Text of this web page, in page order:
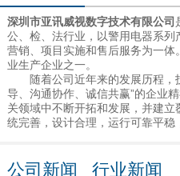
深圳市亚讯威视数字技术有限公司
公、检、法行业，以警用电器系列
营销、项目实施和售后服务为一
业生产企业之一。
随着公司近年来的发展历程，
导、沟通协作、诚信共赢”的企业
关领域中不断开拓和发展，并建
统完善，设计合理，运行可靠平稳
公司新闻 行业新闻